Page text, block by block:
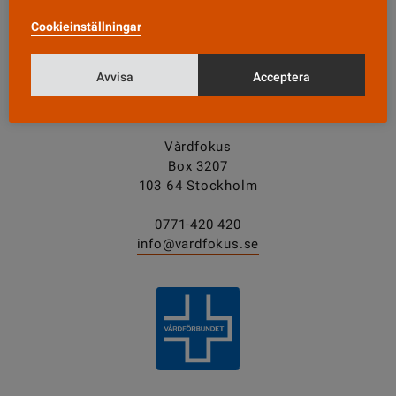
Vårdfokus
Box 3207
103 64 Stockholm
0771-420 420
info@vardfokus.se
Cookieinställningar
Avvisa Acceptera